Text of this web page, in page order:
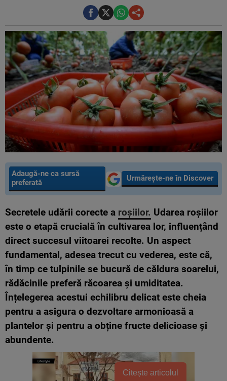
Adaugă-ne ca sursă
preferată
Urmărește-ne în Discover
Secretele udării corecte a roșiilor. Udarea roșiilor
este o etapă crucială în cultivarea lor, influențând
direct succesul viitoarei recolte. Un aspect
fundamental, adesea trecut cu vederea, este că,
în timp ce tulpinile se bucură de căldura soarelui,
rădăcinile preferă răcoarea și umiditatea.
Înțelegerea acestui echilibru delicat este cheia
pentru a asigura o dezvoltare armonioasă a
plantelor și pentru a obține fructe delicioase și
abundente.
Citește articolul